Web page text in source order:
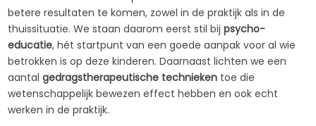
betere resultaten te komen, zowel in de praktijk als in de
thuissituatie. We staan daarom eerst stil bijpsycho-
educatie, hét startpunt van een goede aanpak voor al wie
betrokken is op deze kinderen. Daarnaast lichten we een
aantalgedragstherapeutische technieken toe die
wetenschappelijk bewezen effect hebben en ook echt
werken in de praktijk.